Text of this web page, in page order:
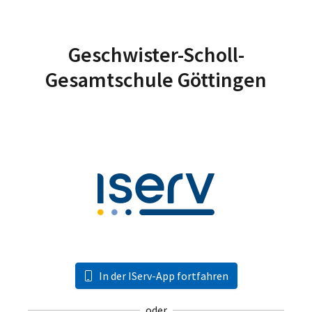
Geschwister-Scholl-
Gesamtschule Göttingen
In der IServ-App fortfahren